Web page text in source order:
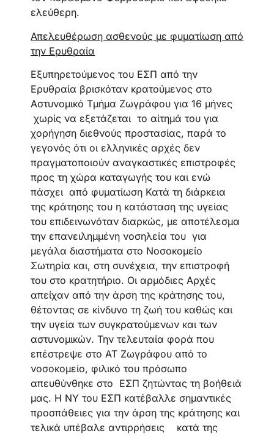
ελεύθερη.
Απελευθέρωση ασθενούς με φυματίωση από
την Ερυθραία
Εξυπηρετούμενος του ΕΣΠ από την
Ερυθραία βρισκόταν κρατούμενος στο
Αστυνομικό Τμήμα Ζωγράφου για 16 μήνες
χωρίς να εξετάζεται το αίτημά του για
χορήγηση διεθνούς προστασίας, παρά το
γεγονός ότι οι ελληνικές αρχές δεν
πραγματοποιούν αναγκαστικές επιστροφές
προς τη χώρα καταγωγής του και ενώ
πάσχει από φυματίωση Κατά τη διάρκεια
της κράτησης του η κατάσταση της υγείας
του επιδεινωνόταν διαρκώς, με αποτέλεσμα
την επανειλημμένη νοσηλεία του για
μεγάλα διαστήματα στο Νοσοκομείο
Σωτηρία και, στη συνέχεια, την επιστροφή
του στο κρατητήριο. Οι αρμόδιες Αρχές
απείχαν από την άρση της κράτησης του,
θέτοντας σε κίνδυνο τη ζωή του καθώς και
την υγεία των συγκρατούμενων και των
αστυνομικών. Την τελευταία φορά που
επέστρεψε στο ΑΤ Ζωγράφου από το
νοσοκομείο, φιλικό του πρόσωπο
απευθύνθηκε στο ΕΣΠ ζητώντας τη βοήθειά
μας. Η ΝΥ του ΕΣΠ κατέβαλλε σημαντικές
προσπάθειες για την άρση της κράτησης και
τελικά υπέβαλε αντιρρήσεις κατά της